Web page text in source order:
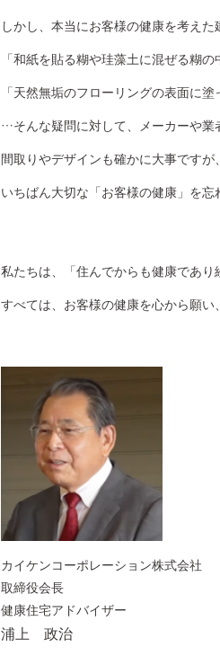
しかし、本当にお客様の健康を考えた
「和紙を貼る糊や珪藻土に混ぜる糊
「天然無垢のフローリングの表面に
…そんな疑問に対して、メーカーや業
間取りやデザインも確かに大事ですが
いちばん大切な「お客様の健康」を忘
私たちは、「住んでからも健康であり
すべては、お客様の健康を心から願い
カイケンコーポレーション株式会社
取締役会長
健康住宅アドバイザー
浦上 政治